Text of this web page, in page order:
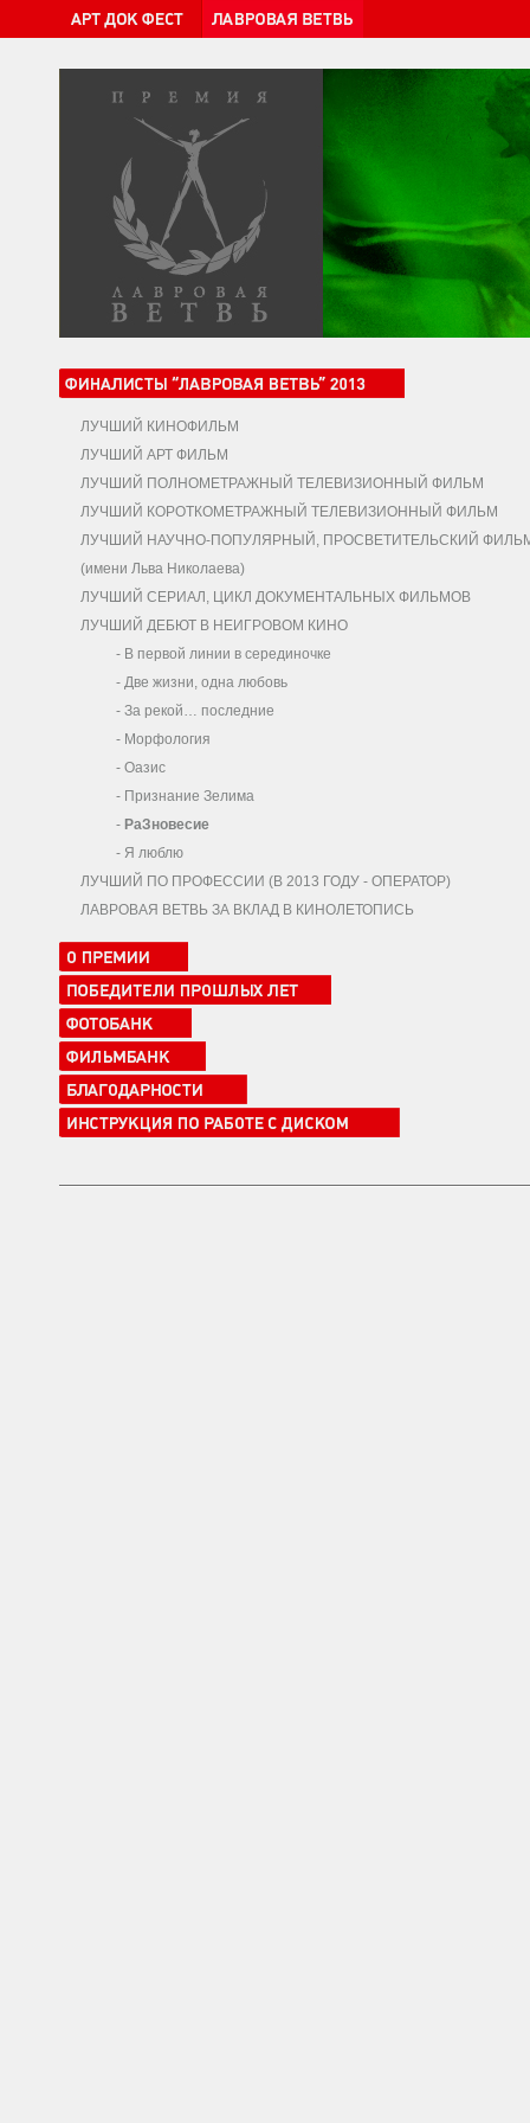
ЛУЧШИЙ КИНОФИЛЬМ
ЛУЧШИЙ АРТ ФИЛЬМ
ЛУЧШИЙ ПОЛНОМЕТРАЖНЫЙ ТЕЛЕВИЗИОННЫЙ ФИЛЬМ
ЛУЧШИЙ КОРОТКОМЕТРАЖНЫЙ ТЕЛЕВИЗИОННЫЙ ФИЛЬМ
ЛУЧШИЙ НАУЧНО-ПОПУЛЯРНЫЙ, ПРОСВЕТИТЕЛЬСКИЙ
(имени Льва Николаева)
ЛУЧШИЙ СЕРИАЛ, ЦИКЛ ДОКУМЕНТАЛЬНЫХ ФИЛЬМОВ
ЛУЧШИЙ ДЕБЮТ В НЕИГРОВОМ КИНО
- В первой линии в серединочке
- Две жизни, одна любовь
- За рекой… последние
- Морфология
- Оазис
- Признание Зелима
- РаЗновесие
- Я люблю
ЛУЧШИЙ ПО ПРОФЕССИИ (В 2013 ГОДУ - ОПЕРАТОР)
ЛАВРОВАЯ ВЕТВЬ ЗА ВКЛАД В КИНОЛЕТОПИСЬ